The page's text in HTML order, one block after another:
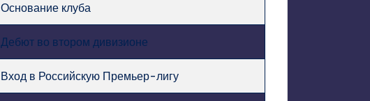
Основание клуба
Дебют во втором дивизионе
Вход в Российскую Премьер-лигу